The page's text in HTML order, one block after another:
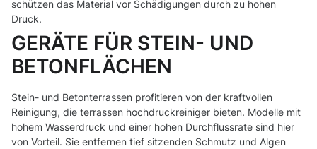
schützen das Material vor Schädigungen durch zu hohen
Druck.
GERÄTE FÜR STEIN- UND
BETONFLÄCHEN
Stein- und Betonterrassen profitieren von der kraftvollen
Reinigung, die terrassen hochdruckreiniger bieten. Modelle mit
hohem Wasserdruck und einer hohen Durchflussrate sind hier
von Vorteil. Sie entfernen tief sitzenden Schmutz und Algen